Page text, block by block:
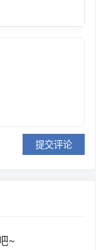
提交评论
~